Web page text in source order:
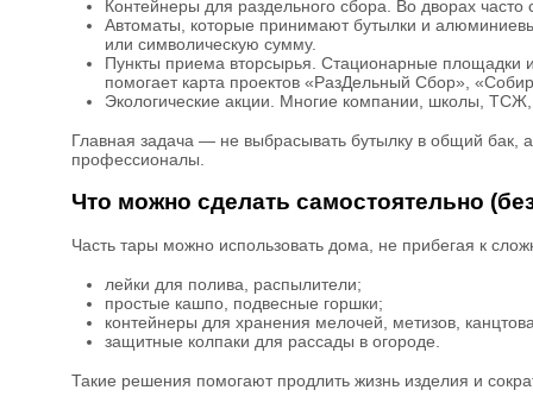
Контейнеры для раздельного сбора. Во дворах
Автоматы, которые принимают бутылки и
или символическую сумму.
Пункты приема вторсырья. Стационарные
помогает карта проектов «РазДельный Сбор»,
Экологические акции. Многие компании, школы,
Главная задача — не выбрасывать бутылку в общий бак,
профессионалы.
Что можно сделать самостоятельно
Часть тары можно использовать дома, не прибегая к
лейки для полива, распылители;
простые кашпо, подвесные горшки;
контейнеры для хранения мелочей, метизов,
защитные колпаки для рассады в огороде.
Такие решения помогают продлить жизнь изделия и